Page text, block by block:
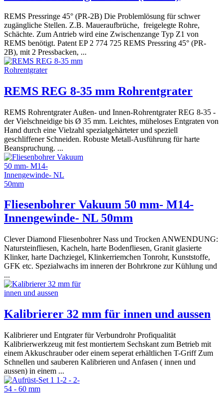
REMS Pressringe 45° (PR-2B) Die Problemlösung für schwer
zugängliche Stellen. Z.B. Maueraufbrüche, freigelegte Rohre,
Schächte. Zum Antrieb wird eine Zwischenzange Typ Z1 von
REMS benötigt. Patent EP 2 774 725 REMS Pressring 45° (PR-
2B), mit 2 Pressbacken, ...
REMS REG 8-35 mm Rohrentgrater
REMS Rohrentgrater Außen- und Innen-Rohrentgrater REG 8-35 -
der Vielschneidige bis Ø 35 mm. Leichtes, müheloses Entgraten von
Hand durch eine Vielzahl spezialgehärteter und speziell
geschliffener Schneiden. Robuste Metall-Ausführung für harte
Beanspruchung. ...
Fliesenbohrer Vakuum 50 mm- M14-
Innengewinde- NL 50mm
Clever Diamond Fliesenbohrer Nass und Trocken ANWENDUNG:
Natursteinfliesen, Kacheln, harte Bodenfliesen, Granit glasierte
Klinker, harte Dachziegel, Klinkerriemchen Tonrohr, Kunststoffe,
GFK etc. Spezialwachs im inneren der Bohrkrone zur Kühlung und
...
Kalibrierer 32 mm für innen und aussen
Kalibrierer und Entgrater für Verbundrohr Profiqualität
Kalibrierwerkzeug mit fest montiertem Sechskant zum Betrieb mit
einem Akkuschrauber oder einem seperat erhältlichen T-Griff Zum
Schnellen und sauberen Kalibrieren und Anfasen ( innen und
aussen) in einem ...